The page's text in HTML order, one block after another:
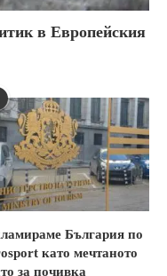
в Европейския
България по
като мечтаното
за почивка